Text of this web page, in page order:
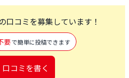
口コミを募集しています！
要で簡単に投稿できます
口コミを書く